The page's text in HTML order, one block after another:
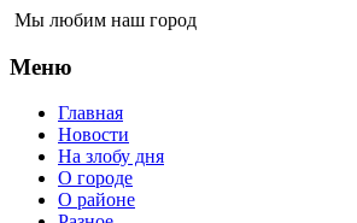
Мы любим наш город
Меню
Главная
Новости
На злобу дня
О городе
О районе